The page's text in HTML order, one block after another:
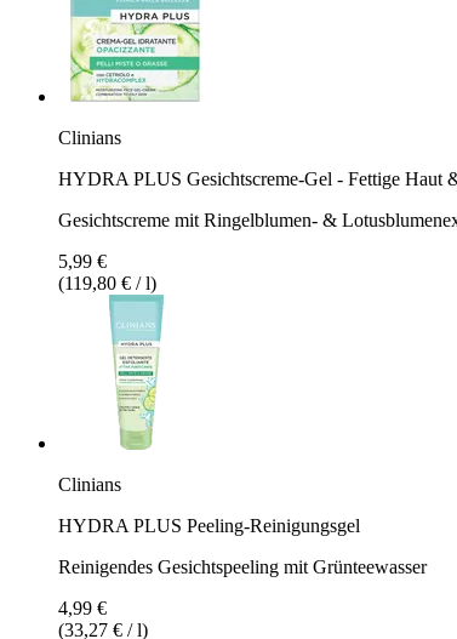
Clinians
HYDRA PLUS Gesichtscreme-Gel - Fettige Haut
Gesichtscreme mit Ringelblumen- &
5,99 €
(119,80 € / l)
Clinians
HYDRA PLUS Peeling-Reinigungsgel
Reinigendes Gesichtspeeling mit Grünteewasser
4,99 €
(33,27 € / l)